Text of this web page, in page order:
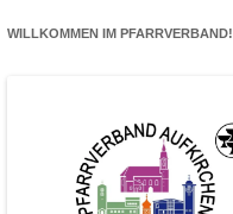
WILLKOMMEN IM PFARRVERBAND!